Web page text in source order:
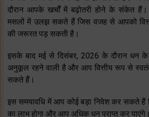
दौरान आपके खर्चों में बढ़ोतरी होने के संकेत हैं।
मसलों में उलझ सकते हैं जिस वजह से आपको
की जरूरत पड़ सकती है।
इसके बाद मई से दिसंबर, 2026 के दौरान धन
अनुकूल रहने वाली है और आप वित्तीय रूप से
सकते हैं।
इस समयावधि में आप कोई बड़ा निवेश कर सकते
का लाभ होगा और आप अधिक धन प्राप्‍त कर पाएंगे।